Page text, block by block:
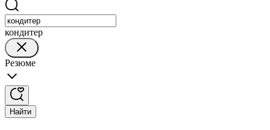
кондитер
Резюме
Найти